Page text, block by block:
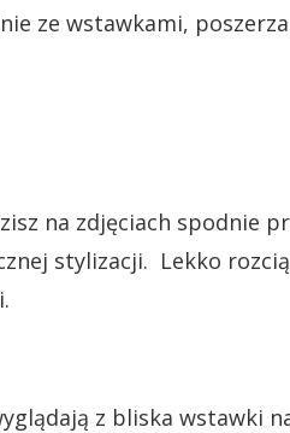
na zdjęciach spodnie
stylizacji. Lekko
z bliska wstawki